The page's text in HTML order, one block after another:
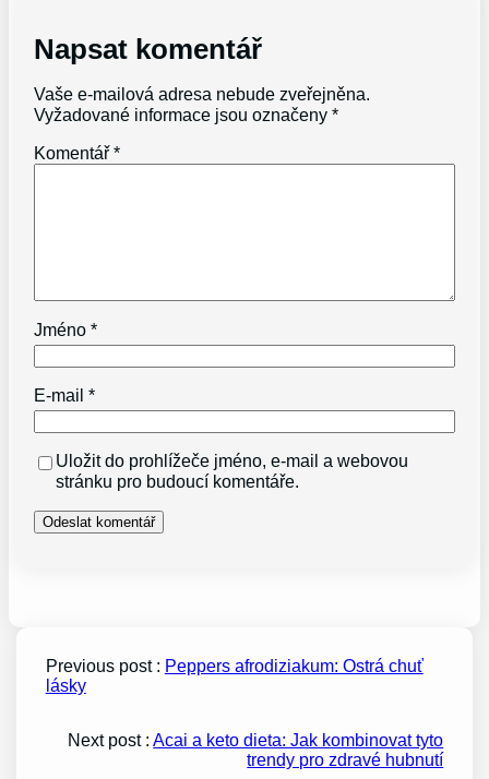
Napsat komentář
Vaše e-mailová adresa nebude zveřejněna.
Vyžadované informace jsou označeny*
Komentář*
Jméno*
E-mail*
Uložit do prohlížeče jméno, e-mail a webovou
stránku pro budoucí komentáře.
Previous post : Peppers afrodiziakum: Ostrá chuť
lásky
Next post :Acai a keto dieta: Jak kombinovat tyto
trendy pro zdravé hubnutí